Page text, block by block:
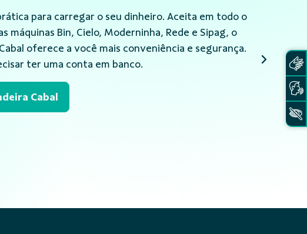
Cabal proporciona a você maior poder de compras,
e flexibilidade em seu dia a dia. Com ampla rede
o Brasil, o cartão de crédito Cabal é o jeito mais
os seus planos.
Cabal